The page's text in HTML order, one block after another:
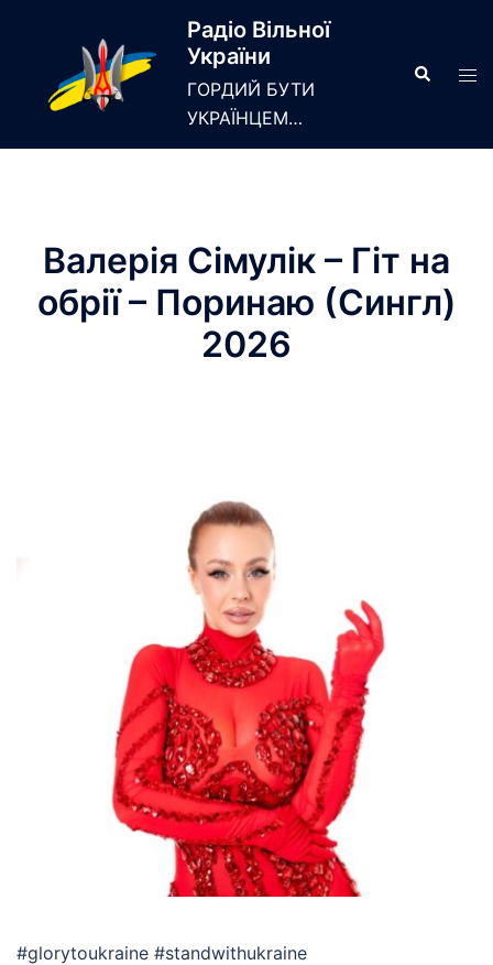
Радіо Вільної
України
ГОРДИЙ БУТИ
УКРАЇНЦЕМ…
Search
Валерія Сімулік – Гіт на
обрії – Поринаю (Сингл)
2026
#glorytoukraine #standwithukraine